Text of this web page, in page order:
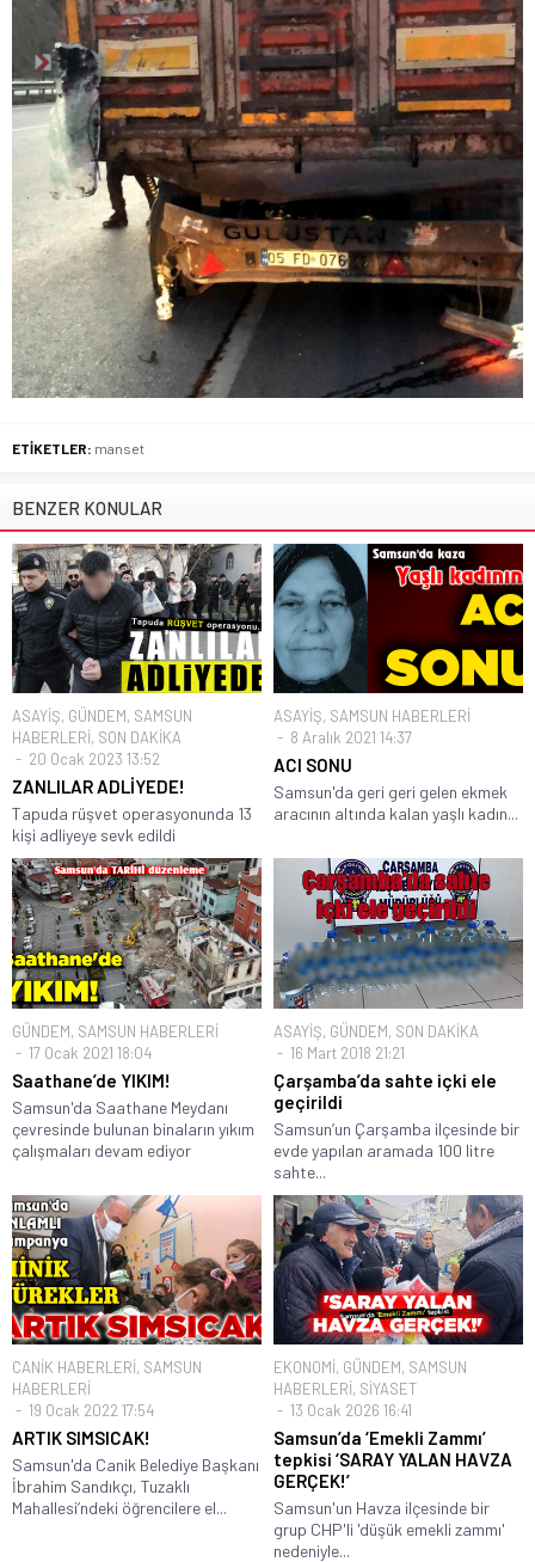
ETİKETLER: manset
BENZER KONULAR
ASAYİŞ, GÜNDEM, SAMSUN
HABERLERİ, SON DAKİKA
20 Ocak 2023 13:52
ZANLILAR ADLİYEDE!
Tapuda rüşvet operasyonunda 13
kişi adliyeye sevk edildi
ASAYİŞ, SAMSUN HABERLERİ
8 Aralık 2021 14:37
ACI SONU
Samsun'da geri geri gelen ekmek
aracının altında kalan yaşlı kadın...
GÜNDEM, SAMSUN HABERLERİ
17 Ocak 2021 18:04
Saathane’de YIKIM!
Samsun'da Saathane Meydanı
çevresinde bulunan binaların yıkım
çalışmaları devam ediyor
ASAYİŞ, GÜNDEM, SON DAKİKA
16 Mart 2018 21:21
Çarşamba’da sahte içki ele
geçirildi
Samsun’un Çarşamba ilçesinde bir
evde yapılan aramada 100 litre
sahte...
CANİK HABERLERİ, SAMSUN
HABERLERİ
19 Ocak 2022 17:54
ARTIK SIMSICAK!
Samsun'da Canik Belediye Başkanı
İbrahim Sandıkçı, Tuzaklı
Mahallesi’ndeki öğrencilere el...
EKONOMİ, GÜNDEM, SAMSUN
HABERLERİ, SİYASET
13 Ocak 2026 16:41
Samsun’da ‘Emekli Zammı’
tepkisi ‘SARAY YALAN HAVZA
GERÇEK!’
Samsun'un Havza ilçesinde bir
grup CHP'li 'düşük emekli zammı'
nedeniyle...